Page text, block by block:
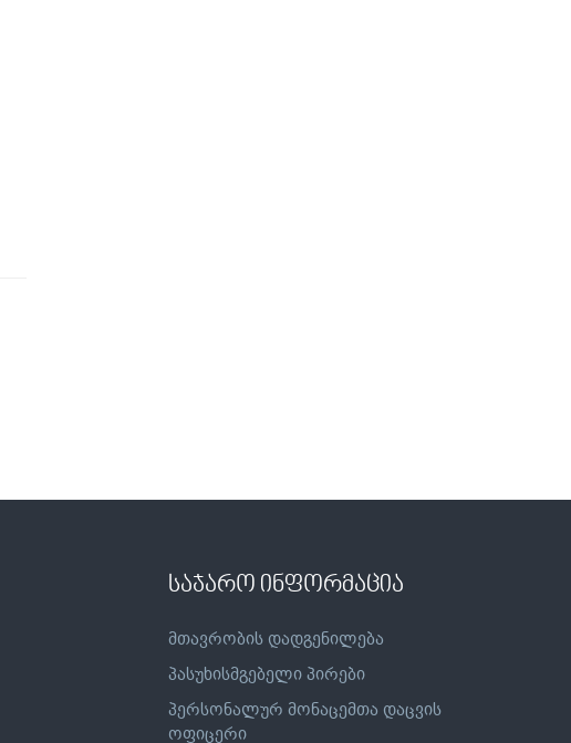
საჯარო ინფორმაცია
მთავრობის დადგენილება
პასუხისმგებელი პირები
პერსონალურ მონაცემთა დაცვის
ოფიცერი